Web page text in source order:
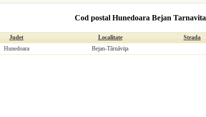
Cod postal Hunedoara Bejan Tarnavita
Judet Localitate Strada
Hunedoara
Bejan-Târnăviţa